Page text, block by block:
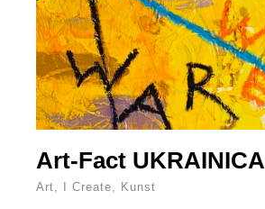
Art-Fact UKRAINICA
Art I Create Kunst